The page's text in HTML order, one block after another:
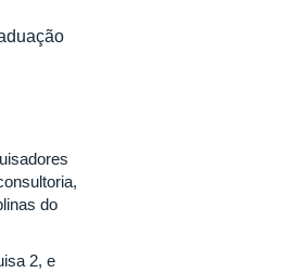
do
2, e